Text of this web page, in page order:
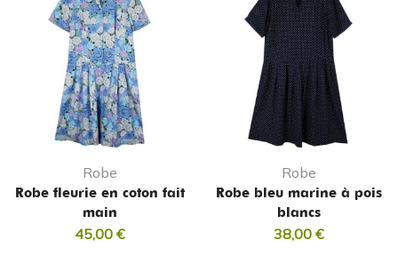
Robe
Robe fleurie en coton fait
main
45,00 €
Robe
Robe bleu marine à pois
blancs
38,00 €